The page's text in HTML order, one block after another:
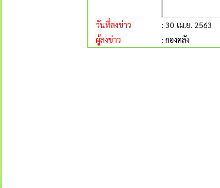
วันที่ลงข่าว
: 30 เม.ย. 2563
ผู้ลงข่าว
: กองคลัง